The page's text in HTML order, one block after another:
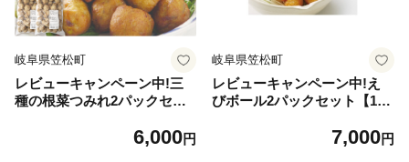
岐阜県笠松町
レビューキャンペーン中!三
種の根菜つみれ2パックセッ
6,000円
岐阜県笠松町
レビューキャンペーン中!え
びボール2パックセット【163
7,000円